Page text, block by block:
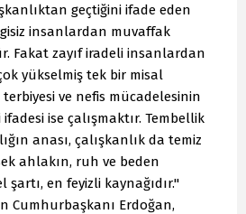
geçtiğini ifade eden
insanlardan muvaffak
Fakat zayıf iradeli insanlardan
yükselmiş tek bir misal
ve nefis mücadelesinin
ise çalışmaktır. Tembellik
anası, çalışkanlık da temiz
ahlakın, ruh ve beden
şartı, en feyizli kaynağıdır."
Cumhurbaşkanı Erdoğan,